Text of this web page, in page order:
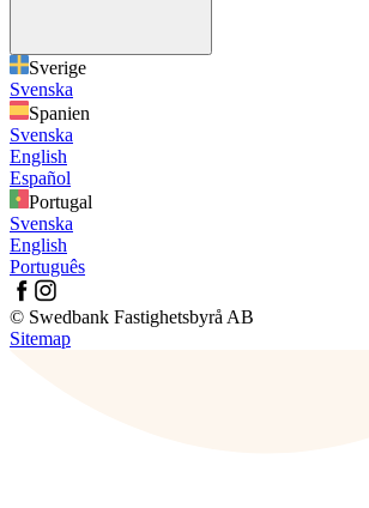
Sverige
Svenska
Spanien
Svenska
English
Español
Portugal
Svenska
English
Português
© Swedbank Fastighetsbyrå AB
Sitemap